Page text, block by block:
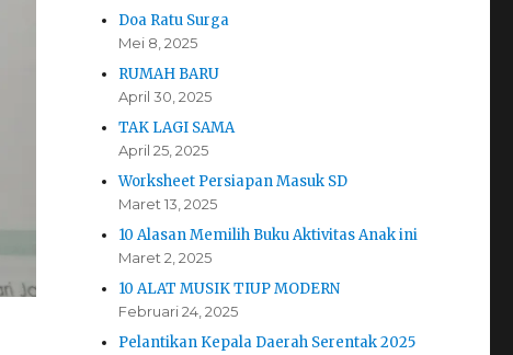
Doa Ratu Surga
Mei 8, 2025
RUMAH BARU
April 30, 2025
TAK LAGI SAMA
April 25, 2025
Worksheet Persiapan Masuk SD
Maret 13, 2025
10 Alasan Memilih Buku Aktivitas Anak ini
Maret 2, 2025
10 ALAT MUSIK TIUP MODERN
Februari 24, 2025
Pelantikan Kepala Daerah Serentak 2025